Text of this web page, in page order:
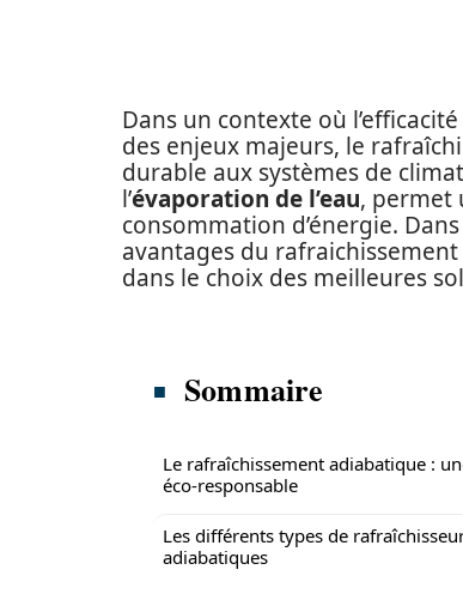
Dans un contexte où
des enjeux majeurs, le
durable aux systèmes de
l’évaporation de l’eau, permet
consommation d’énergie.
avantages du
dans le choix des meilleures
Sommaire
Le rafraîchissement adiabatique :
éco-responsable
Les différents types de
adiabatiques